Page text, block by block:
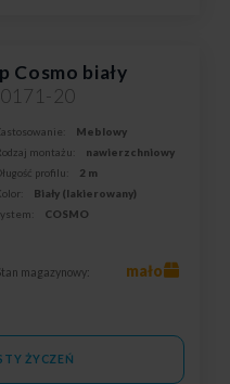
Cosmo biały
20
Meblowy
montażu:
nawierzchniowy
profilu:
2 m
Biały (lakierowany)
COSMO
magazynowy: mało
ŻYCZEŃ